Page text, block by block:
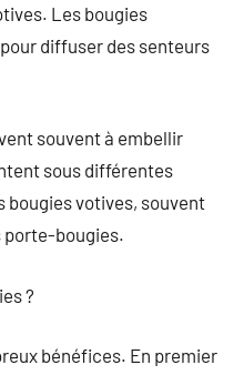
Les bougies
diffuser des senteurs
souvent à embellir
sous différentes
votives, souvent
porte-bougies.
?
bénéfices. En premier